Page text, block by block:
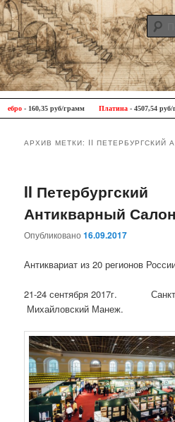
Antique Trip
Главное меню
Перейти к основному
Перейти к дополнительному
- 160,35 руб/грамм Платина- 4507,54 руб/
АРХИВ МЕТКИ: II ПЕТЕРБУРГСКИЙ
II Петербургский
Антикварный
Опубликовано16.09.2017
Антиквариат из 20 регионов
21-24 сентября 2017г.
Михайловский Манеж.